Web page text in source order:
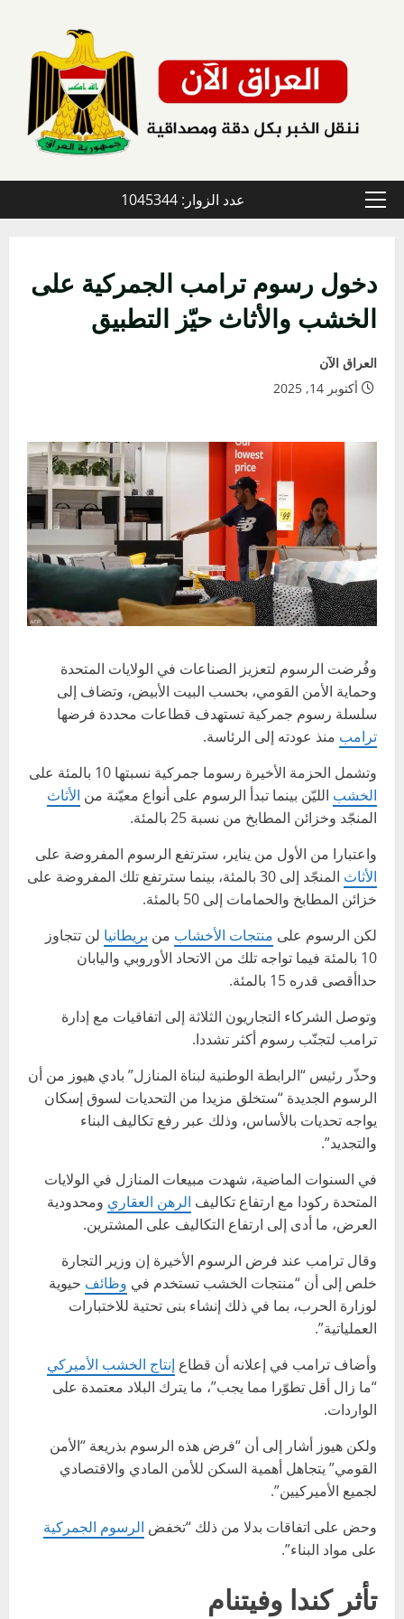
القائمة
عدد الزوار: 1045344
دخول رسوم ترامب الجمركية على
الخشب والأثاث حيّز التطبيق
العراق الآن
أكتوبر 14, 2025
وفُرضت الرسوم لتعزيز الصناعات في الولايات المتحدة
وحماية الأمن القومي، بحسب البيت الأبيض، وتضاف إلى
سلسلة رسوم جمركية تستهدف قطاعات محددة فرضها
ترامب منذ عودته إلى الرئاسة.
وتشمل الحزمة الأخيرة رسوما جمركية نسبتها 10 بالمئة على
الخشب الليّن بينما تبدأ الرسوم على أنواع معيّنة من الأثاث
المنجّد وخزائن المطابخ من نسبة 25 بالمئة.
واعتبارا من الأول من يناير، سترتفع الرسوم المفروضة على
الأثاث
المنجّد إلى 30 بالمئة، بينما سترتفع تلك المفروضة على
خزائن المطابخ والحمامات إلى 50 بالمئة.
لكن الرسوم على منتجات الأخشاب من بريطانيا لن تتجاوز
10 بالمئة فيما تواجه تلك من الاتحاد الأوروبي واليابان
حداأقصى قدره 15 بالمئة.
وتوصل الشركاء التجاريون الثلاثة إلى اتفاقيات مع إدارة
ترامب لتجنّب رسوم أكثر تشددا.
وحذّر رئيس “الرابطة الوطنية لبناة المنازل” بادي هيوز من أن
الرسوم الجديدة “ستخلق مزيدا من التحديات لسوق إسكان
يواجه تحديات بالأساس، وذلك عبر رفع تكاليف البناء
والتجديد”.
في السنوات الماضية، شهدت مبيعات المنازل في الولايات
المتحدة ركودا مع ارتفاع تكاليف الرهن العقاري ومحدودية
العرض، ما أدى إلى ارتفاع التكاليف على المشترين.
وقال ترامب عند فرض الرسوم الأخيرة إن وزير التجارة
خلص إلى أن “منتجات الخشب تستخدم في وظائف حيوية
لوزارة الحرب، بما في ذلك إنشاء بنى تحتية للاختبارات
العملياتية”.
وأضاف ترامب في إعلانه أن قطاع إنتاج الخشب الأميركي
“ما زال أقل تطوّرا مما يجب”، ما يترك البلاد معتمدة على
الواردات.
ولكن هيوز أشار إلى أن “فرض هذه الرسوم بذريعة “الأمن
القومي” يتجاهل أهمية السكن للأمن المادي والاقتصادي
لجميع الأميركيين”.
وحض على اتفاقات بدلا من ذلك “تخفض الرسوم الجمركية
على مواد البناء”.
تأثر كندا وفيتنام